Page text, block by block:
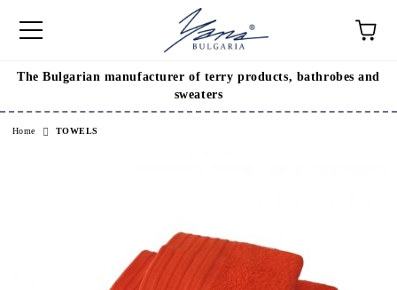
The Bulgarian manufacturer of terry products, bathrobes and
sweaters
Home TOWELS